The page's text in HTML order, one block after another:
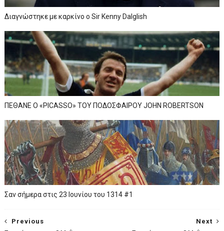
Διαγνώστηκε με καρκίνο ο Sir Kenny Dalglish
ΠΕΘΑΝΕ Ο «PICASSO» TOY ΠΟΔΟΣΦΑΙΡΟΥ JOHN ROBERTSON
Σαν σήμερα στις 23 Ιουνίου του 1314 #1
Next
Previous